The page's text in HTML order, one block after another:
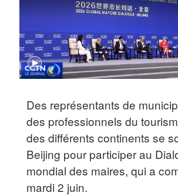
Des représentants de
des professionnels du
des différents continents se
Beijing pour participer au
mondial des maires, qui a
mardi 2 juin.